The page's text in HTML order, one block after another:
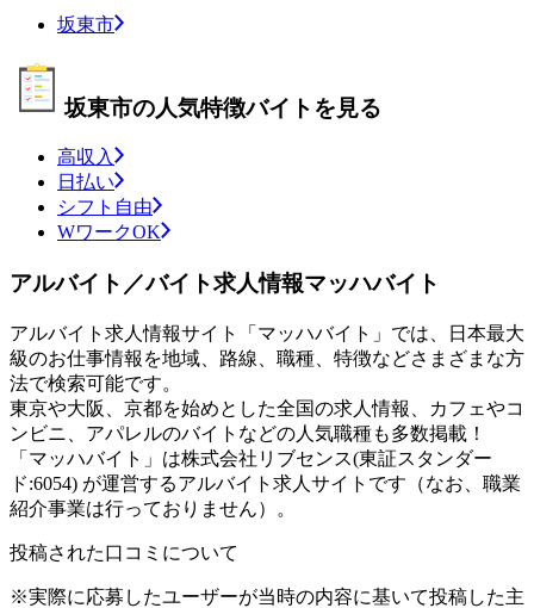
坂東市
坂東市の人気特徴バイトを見る
高収入
日払い
シフト自由
WワークOK
アルバイト／バイト求人情報マッハバイト
アルバイト求人情報サイト「マッハバイト」では、日本最大
級のお仕事情報を地域、路線、職種、特徴などさまざまな方
法で検索可能です。
東京や大阪、京都を始めとした全国の求人情報、カフェやコ
ンビニ、アパレルのバイトなどの人気職種も多数掲載！
「マッハバイト」は株式会社リブセンス(東証スタンダー
ド:6054) が運営するアルバイト求人サイトです（なお、職業
紹介事業は行っておりません）。
投稿された口コミについて
※実際に応募したユーザーが当時の内容に基いて投稿した主